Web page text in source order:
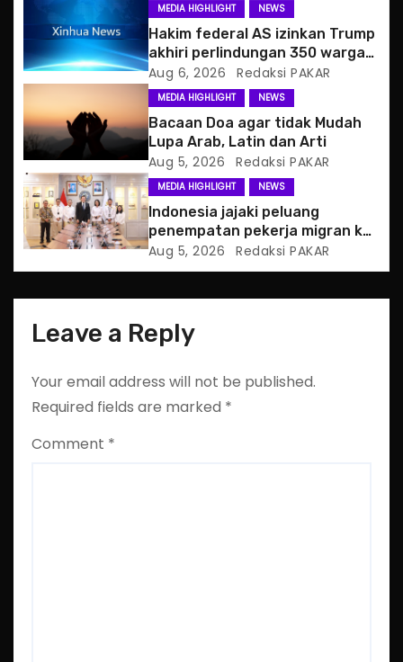
a
t
i
o
n
MEDIA HIGHLIGHT NEWS
Hakim federal AS izinkan Trump
akhiri perlindungan 350 warga
Haiti
Aug 6, 2026 Redaksi PAKAR
MEDIA HIGHLIGHT NEWS
Bacaan Doa agar tidak Mudah
Lupa Arab, Latin dan Arti
Aug 5, 2026 Redaksi PAKAR
MEDIA HIGHLIGHT NEWS
Indonesia jajaki peluang
penempatan pekerja migran ke
Slowakia
Aug 5, 2026 Redaksi PAKAR
Leave a Reply
Your email address will not be published.
Required fields are marked *
Comment *